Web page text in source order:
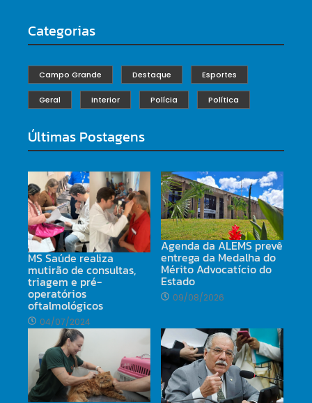
Categorias
Campo Grande Destaque Esportes
Geral Interior Polícia Política
Últimas Postagens
MS Saúde realiza
mutirão de consultas,
triagem e pré-
operatórios
oftalmológicos
04/07/2024
Agenda da ALEMS prevê
entrega da Medalha do
Mérito Advocatício do
Estado
09/08/2026